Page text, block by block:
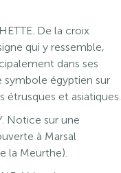
De la croix
qui y ressemble,
dans ses
symbole égyptien sur
étrusques et asiatiques.
Notice sur une
à Marsal
la Meurthe).